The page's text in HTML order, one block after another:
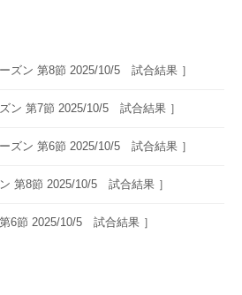
ズン 第8節 2025/10/5 試合結果 ］
ン 第7節 2025/10/5 試合結果 ］
ズン 第6節 2025/10/5 試合結果 ］
第8節 2025/10/5 試合結果 ］
6節 2025/10/5 試合結果 ］